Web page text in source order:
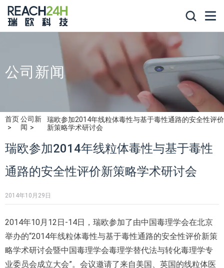
公司新闻
首页公司新
闻
瑞欧参加2014年线粒体毒性与基于毒性通路的安全性评价
新策略学术研讨会
瑞欧参加2014年线粒体毒性与基于毒性
通路的安全性评价新策略学术研讨会
2014年10月29日
2014年10月12日-14日，瑞欧参加了由中国毒理学会在北京
举办的“2014年线粒体毒性与基于毒性通路的安全性评价新策
略学术研讨会暨中国毒理学会毒理学替代法与转化毒理学专
业委员会成立大会”。会议邀请了来自美国、英国的线粒体医